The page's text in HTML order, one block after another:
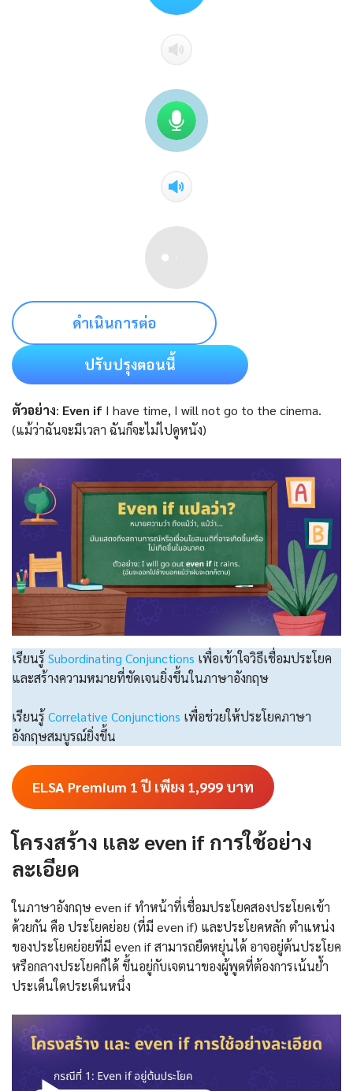
ดำเนินการต่อ
ปรับปรุงตอนนี้
ตัวอย่าง: Even if I have time, I will not go to the cinema.
(แม้ว่าฉันจะมีเวลา ฉันก็จะไม่ไปดูหนัง)
เรียนรู้Subordinating Conjunctions เพื่อเข้าใจวิธีเชื่อมประโยค
และสร้างความหมายที่ชัดเจนยิ่งขึ้นในภาษาอังกฤษ
เรียนรู้Correlative Conjunctions เพื่อช่วยให้ประโยคภาษา
อังกฤษสมบูรณ์ยิ่งขึ้น
ELSA Premium 1 ปี เพียง 1,999 บาท
โครงสร้าง และ even if การใช้อย่าง
ละเอียด
ในภาษาอังกฤษ even if ทำหน้าที่เชื่อมประโยคสองประโยคเข้า
ด้วยกัน คือ ประโยคย่อย (ที่มี even if) และประโยคหลัก ตำแหน่ง
ของประโยคย่อยที่มี even if สามารถยืดหยุ่นได้ อาจอยู่ต้นประโยค
หรือกลางประโยคก็ได้ ขึ้นอยู่กับเจตนาของผู้พูดที่ต้องการเน้นย้ำ
ประเด็นใดประเด็นหนึ่ง